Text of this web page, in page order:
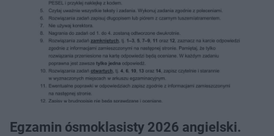
Egzamin ósmoklasisty 2026 angielski.